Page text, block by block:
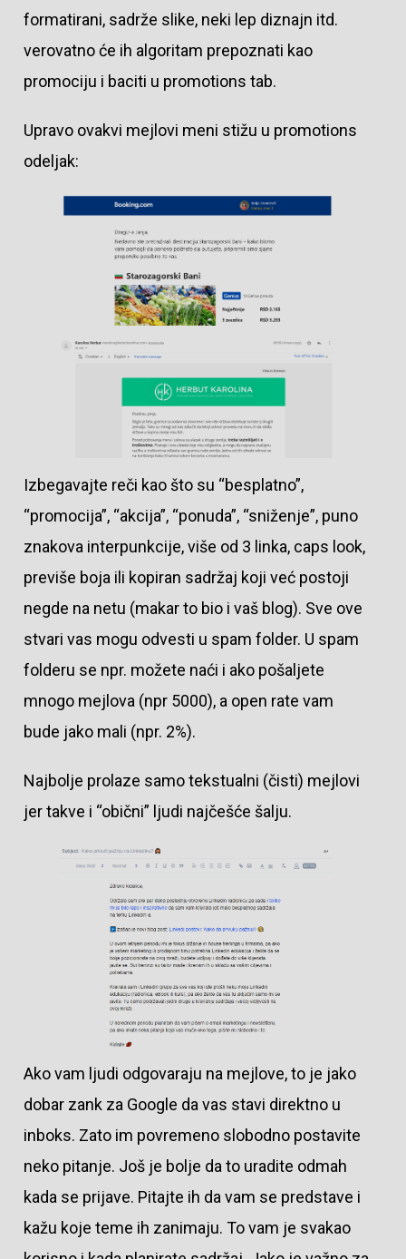
formatirani, sadrže slike, neki lep diznajn itd.
verovatno će ih algoritam prepoznati kao
promociju i baciti u promotions tab.
Upravo ovakvi mejlovi meni stižu u promotions
odeljak:
Izbegavajte reči kao što su “besplatno”,
“promocija”, “akcija”, “ponuda”, “sniženje”, puno
znakova interpunkcije, više od 3 linka, caps look,
previše boja ili kopiran sadržaj koji već postoji
negde na netu (makar to bio i vaš blog). Sve ove
stvari vas mogu odvesti u spam folder. U spam
folderu se npr. možete naći i ako pošaljete
mnogo mejlova (npr 5000), a open rate vam
bude jako mali (npr. 2%).
Najbolje prolaze samo tekstualni (čisti) mejlovi
jer takve i “obični” ljudi najčešće šalju.
Ako vam ljudi odgovaraju na mejlove, to je jako
dobar zank za Google da vas stavi direktno u
inboks. Zato im povremeno slobodno postavite
neko pitanje. Još je bolje da to uradite odmah
kada se prijave. Pitajte ih da vam se predstave i
kažu koje teme ih zanimaju. To vam je svakao